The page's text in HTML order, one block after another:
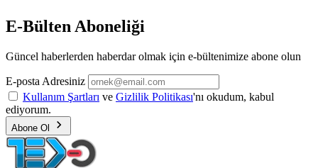
E-Bülten Aboneliği
Güncel haberlerden haberdar olmak için e-bültenimize abone olun
E-posta Adresiniz
Kullanım Şartları ve Gizlilik Politikası'nı okudum, kabul
ediyorum.
Abone Ol